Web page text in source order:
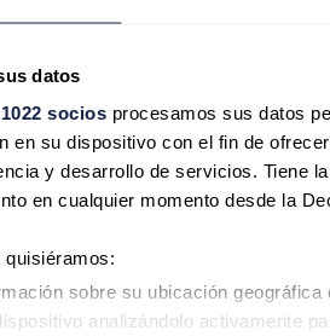
datos
sociosprocesamos sus datos
en su dispositivo con el fin de
y desarrollo de servicios. Tiene
en cualquier momento desde la
quisiéramos:
sobre su ubicación
analizándolo activamente